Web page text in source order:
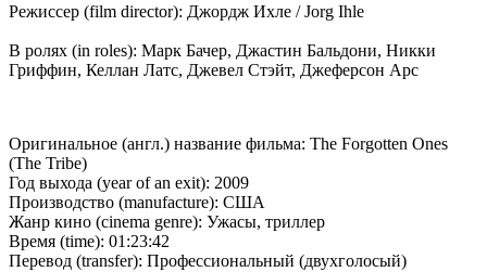
Режиссер (film director): Джордж Ихле / Jorg Ihle
В ролях (in roles): Марк Бачер, Джастин Бальдони, Никки
Гриффин, Келлан Латс, Джевел Стэйт, Джеферсон Арс
Оригинальное (англ.) название фильма: The Forgotten Ones
(The Tribe)
Год выхода (year of an exit): 2009
Производство (manufacture): США
Жанр кино (cinema genre): Ужасы, триллер
Время (time): 01:23:42
Перевод (transfer): Профессиональный (двухголосый)